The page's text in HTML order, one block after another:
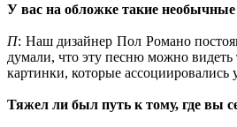
У вас на обложке такие
П: Наш дизайнер Пол Романо
думали, что эту песню можно
картинки, которые ассоциировались
Тяжел ли был путь к тому, где вы